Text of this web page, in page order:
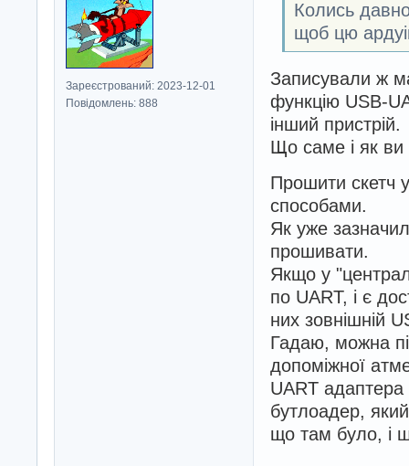
Зареєстрований: 2023-12-01
Повідомлень: 888
Колись
щоб цю
Записували ж
функцію USB-
інший пристрій.
Що саме і як ви
Прошити скетч
способами.
Як уже
прошивати.
Якщо у
по UART, і є
них зовнішній
Гадаю, можна
допоміжної
UART
бутлоадер,
що там було, і